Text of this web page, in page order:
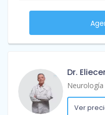
Dr.
Neurología
Ver